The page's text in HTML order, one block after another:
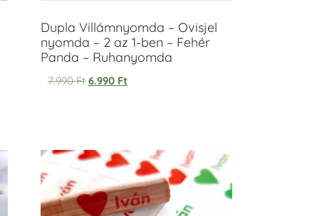
Dupla Villámnyomda – Ovisjel
nyomda – 2 az 1-ben – Fehér
Panda – Ruhanyomda
7.990Ft 6.990 Ft